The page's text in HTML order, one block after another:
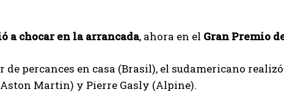
a chocar en la arrancada, ahora en el Gran Premio
de percances en casa (Brasil), el sudamericano
Martin) y Pierre Gasly (Alpine).